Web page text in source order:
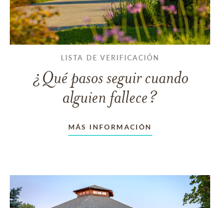
LISTA DE VERIFICACIÓN
¿Qué pasos seguir cuando
alguien fallece?
MÁS INFORMACIÓN